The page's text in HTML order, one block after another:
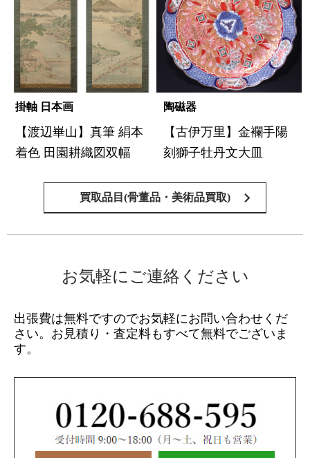
掛軸 日本画
【渡辺崋山】真筆 絹本
着色 田園耕織図双幅
陶磁器
【古伊万里】金襴手陽
刻獅子牡丹文大皿
買取品目(骨董品・美術品買取)
お気軽にご連絡ください
出張費は無料ですのでお気軽にお問い合わせくだ
さい。 お見積り・査定料もすべて無料でございま
す。